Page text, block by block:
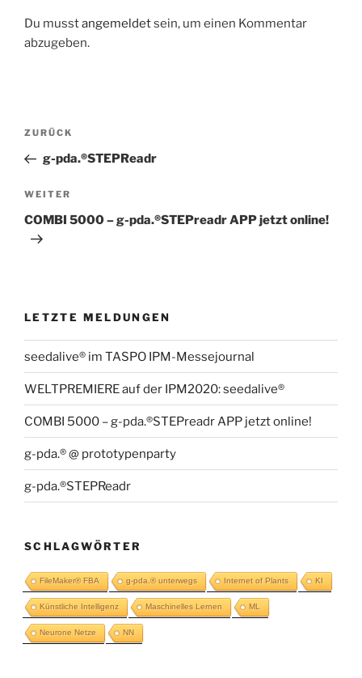
Du musstangemeldetsein, um einen Kommentar
abzugeben.
Beitragsnavigation
Vorheriger
Beitrag
ZURÜCK
g-pda.®STEPReadr
Nächster
Beitrag
WEITER
COMBI 5000 – g-pda.®STEPreadr APP jetzt online!
LETZTE MELDUNGEN
seedalive® im TASPO IPM-Messejournal
WELTPREMIERE auf der IPM2020: seedalive®
COMBI 5000 – g-pda.®STEPreadr APP jetzt online!
g-pda.® @ prototypenparty
g-pda.®STEPReadr
SCHLAGWÖRTER
FileMaker® FBA g-pda.® unterwegs Internet of Plants KI
Künstliche Intelligenz Maschinelles Lernen ML
Neurone Netze NN